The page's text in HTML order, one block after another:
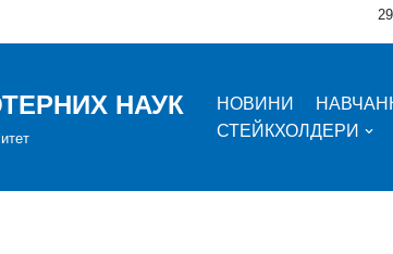
НАУК НОВИНИ
СТЕЙКХОЛДЕРИ